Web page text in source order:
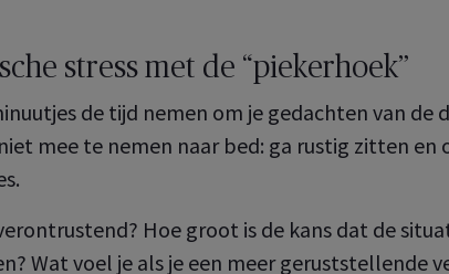
stress met de “piekerhoek”
de tijd nemen om je gedachten van de
mee te nemen naar bed: ga rustig zitten en
Hoe groot is de kans dat de
Wat voel je als je een meer geruststellende